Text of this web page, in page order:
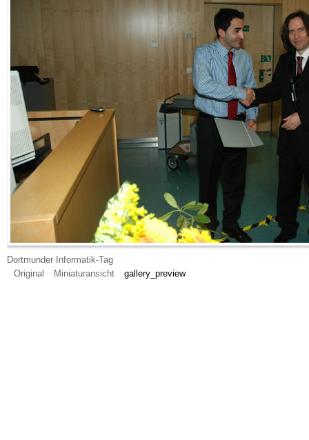
Dortmunder Informatik-Tag
Original
Miniaturansicht gallery_preview